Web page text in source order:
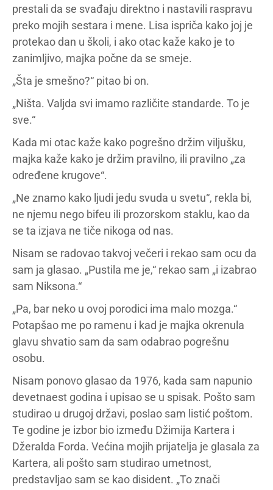
prestali da se svađaju direktno i nastavili raspravu
preko mojih sestara i mene. Lisa ispriča kako joj je
protekao dan u školi, i ako otac kaže kako je to
zanimljivo, majka počne da se smeje.
„Šta je smešno?“ pitao bi on.
„Ništa. Valjda svi imamo različite standarde. To je
sve.“
Kada mi otac kaže kako pogrešno držim viljušku,
majka kaže kako je držim pravilno, ili pravilno „za
određene krugove“.
„Ne znamo kako ljudi jedu svuda u svetu“, rekla bi,
ne njemu nego bifeu ili prozorskom staklu, kao da
se ta izjava ne tiče nikoga od nas.
Nisam se radovao takvoj večeri i rekao sam ocu da
sam ja glasao. „Pustila me je,“ rekao sam „i izabrao
sam Niksona.“
„Pa, bar neko u ovoj porodici ima malo mozga.“
Potapšao me po ramenu i kad je majka okrenula
glavu shvatio sam da sam odabrao pogrešnu
osobu.
Nisam ponovo glasao da 1976, kada sam napunio
devetnaest godina i upisao se u spisak. Pošto sam
studirao u drugoj državi, poslao sam listić poštom.
Te godine je izbor bio između Džimija Kartera i
Džeralda Forda. Većina mojih prijatelja je glasala za
Kartera, ali pošto sam studirao umetnost,
predstavljao sam se kao disident. „To znači